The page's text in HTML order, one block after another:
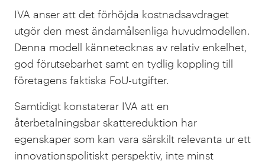
IVA anser att det förhöjda kostnadsavdraget
utgör den mest ändamålsenliga huvudmodellen.
Denna modell kännetecknas av relativ enkelhet,
god förutsebarhet samt en tydlig koppling till
företagens faktiska FoU-utgifter.
Samtidigt konstaterar IVA att en
återbetalningsbar skattereduktion har
egenskaper som kan vara särskilt relevanta ur ett
innovationspolitiskt perspektiv, inte minst